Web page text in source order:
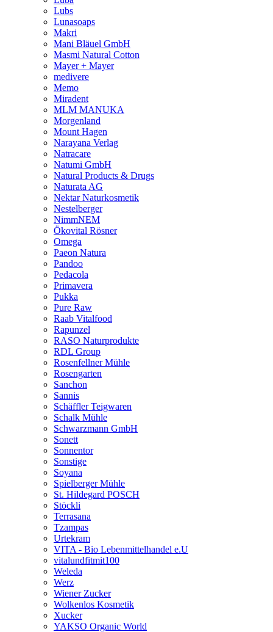
Lubs
Lunasoaps
Makri
Mani Bläuel GmbH
Masmi Natural Cotton
Mayer + Mayer
medivere
Memo
Miradent
MLM MANUKA
Morgenland
Mount Hagen
Narayana Verlag
Natracare
Natumi GmbH
Natural Products & Drugs
Naturata AG
Nektar Naturkosmetik
Nestelberger
NimmNEM
Ökovital Rösner
Omega
Paeon Natura
Pandoo
Pedacola
Primavera
Pukka
Pure Raw
Raab Vitalfood
Rapunzel
RASO Naturprodukte
RDL Group
Rosenfellner Mühle
Rosengarten
Sanchon
Sannis
Schäffler Teigwaren
Schalk Mühle
Schwarzmann GmbH
Sonett
Sonnentor
Sonstige
Soyana
Spielberger Mühle
St. Hildegard POSCH
Stöckli
Terrasana
Tzampas
Urtekram
VITA - Bio Lebenmittelhandel e.U
vitalundfitmit100
Weleda
Werz
Wiener Zucker
Wolkenlos Kosmetik
Xucker
YAKSO Organic World